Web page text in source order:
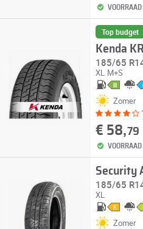
VOORRAAD
Top budget
Kenda
185/65
XL M+S
B
Zomer
€ 58,79
VOORRAAD
Security
185/65
XL
E
Zomer